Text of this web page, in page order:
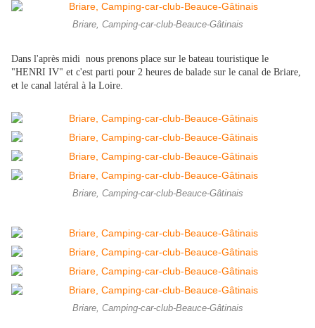
Briare, Camping-car-club-Beauce-Gâtinais
Dans l'après midi nous prenons place sur le bateau touristique le
"HENRI IV" et c'est parti pour 2 heures de balade sur le canal de Briare,
et le canal latéral à la Loire.
Briare, Camping-car-club-Beauce-Gâtinais
Briare, Camping-car-club-Beauce-Gâtinais